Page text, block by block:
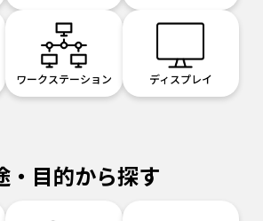
ワークステーション ディスプレイ
・目的から探す